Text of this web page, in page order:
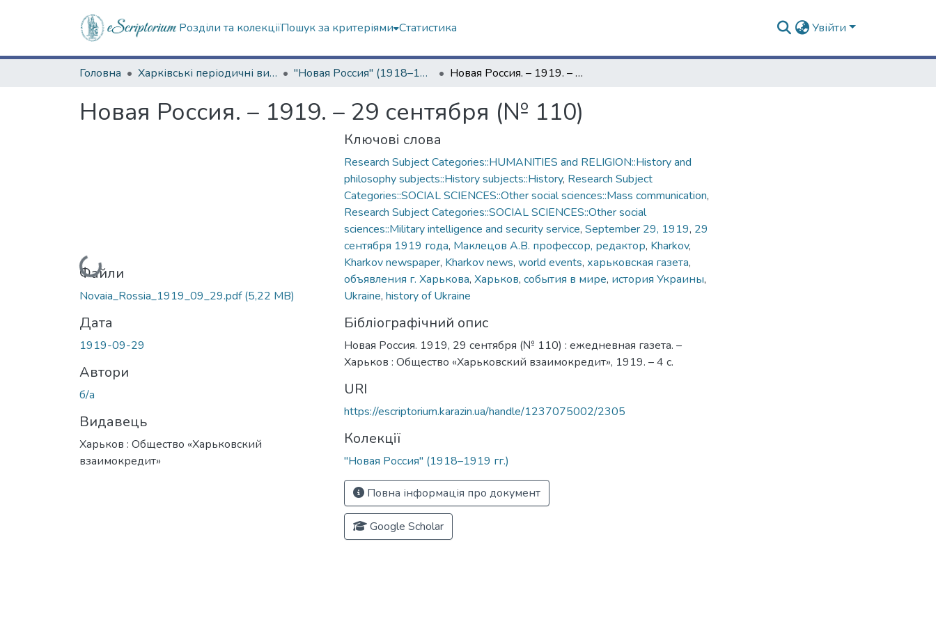
Розділи та колекціїПошук за критеріями Статистика Увійти
Головна Харківські періодичні видання "Новая Россия" (1918–1919 гг.) Новая Россия. – 1919. – 29 сентября (№ 110)
Новая Россия. – 1919. – 29 сентября (№ 110)
Вантажиться...
Файли
Novaia_Rossia_1919_09_29.pdf(5,22 MB)
Дата
1919-09-29
Автори
б/а
Видавець
Харьков : Общество «Харьковский
взаимокредит»
Ключові слова
Research Subject Categories::HUMANITIES and RELIGION::History and
philosophy subjects::History subjects::History, Research Subject
Categories::SOCIAL SCIENCES::Other social sciences::Mass communication,
Research Subject Categories::SOCIAL SCIENCES::Other social
sciences::Military intelligence and security service, September 29, 1919, 29
сентября 1919 года, Маклецов А.В. профессор, редактор, Kharkov,
Kharkov newspaper, Kharkov news, world events, харьковская газета,
объявления г. Харькова, Харьков, события в мире, история Украины,
Ukraine, history of Ukraine
Бібліографічний опис
Новая Россия. 1919, 29 сентября (№ 110) : ежедневная газета. –
Харьков : Общество «Харьковский взаимокредит», 1919. – 4 с.
URI
https://escriptorium.karazin.ua/handle/1237075002/2305
Колекції
"Новая Россия" (1918–1919 гг.)
Повна інформація про документ
Google Scholar